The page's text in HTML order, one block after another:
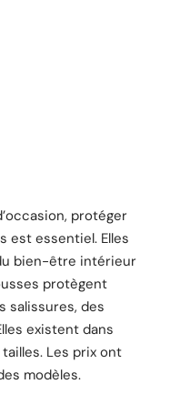
protéger
est essentiel. Elles
bien-être intérieur
protègent
salissures, des
existent dans
Les prix ont
modèles.